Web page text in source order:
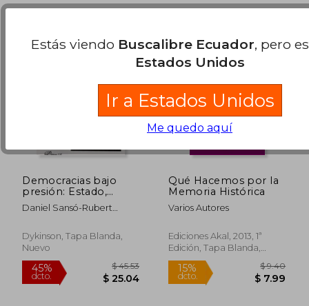
dcto. $ 30.54 dcto.
Democracias bajo
presión: Estado,
Fuerzas Armadas y
Crimen Organizado
¿Éxito o fracaso de la
estrategia de
Daniel Sansó-Rubert
Dykinson, Tapa Blanda,
Nuevo
Qué Hacemos por la
Memoria Histórica
Varios Autores
Ediciones Akal, 2013, 1ª
Edición, Tapa Blanda,
Nuevo
Estás viendo Buscalibre Ecuador, pero
Estados Unidos
Ir a Estados Unidos
Me quedo aquí